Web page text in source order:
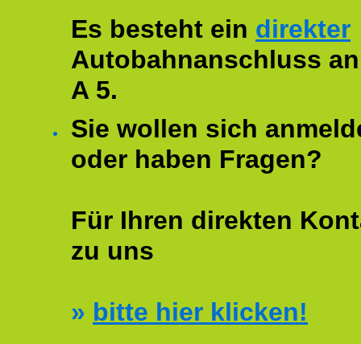
Es besteht ein direkter
Autobahnanschluss
A 5.
Sie wollen sich
oder haben Fragen?
Für Ihren direkten
zu uns
» bitte hier klicken!